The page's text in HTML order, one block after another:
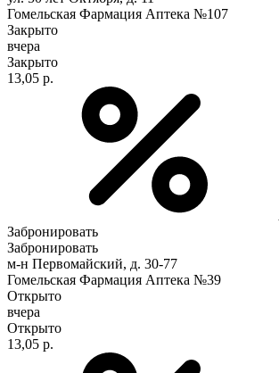
Гомельская Фармация Аптека №107
Закрыто
вчера
Закрыто
13,05 р.
Забронировать
Забронировать
м-н Первомайский, д. 30-77
Гомельская Фармация Аптека №39
Открыто
вчера
Открыто
13,05 р.